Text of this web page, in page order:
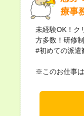
療事
未経験OK！ク
方多数！研修
#初めての派
※このお仕事